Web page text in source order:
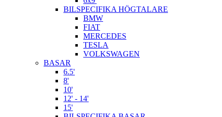
BILSPECIFIKA HÖGTALARE
BMW
FIAT
MERCEDES
TESLA
VOLKSWAGEN
BASAR
6.5'
8'
10'
12' - 14'
15'